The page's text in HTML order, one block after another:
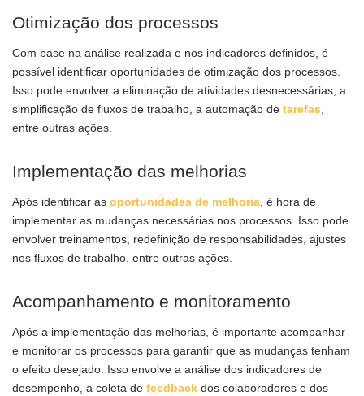
Otimização dos processos
Com base na análise realizada e nos indicadores definidos, é
possível identificar oportunidades de otimização dos processos.
Isso pode envolver a eliminação de atividades desnecessárias, a
simplificação de fluxos de trabalho, a automação de tarefas
entre outras ações.
Implementação das melhorias
Após identificar as oportunidades de melhoria , é hora de
implementar as mudanças necessárias nos processos. Isso pode
envolver treinamentos, redefinição de responsabilidades, ajustes
nos fluxos de trabalho, entre outras ações.
Acompanhamento e monitoramento
Após a implementação das melhorias, é importante acompanhar
e monitorar os processos para garantir que as mudanças tenham
o efeito desejado. Isso envolve a análise dos indicadores de
desempenho, a coleta de feedback dos colaboradores e dos